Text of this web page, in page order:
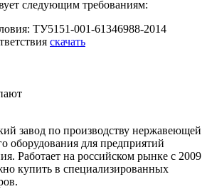
следующим требованиям:
ТУ5151-001-61346988-2014
скачать
завод по производству нержавеющей
оборудования для предприятий
Работает на российском рынке с 2009
купить в специализированных